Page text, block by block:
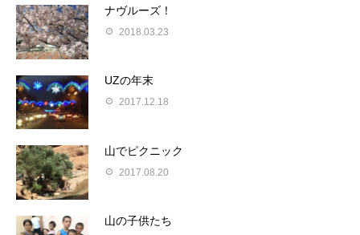
ナヴルーズ！
2018.03.23
UZの年末
2017.12.18
山でピクニック
2017.08.20
山の子供たち